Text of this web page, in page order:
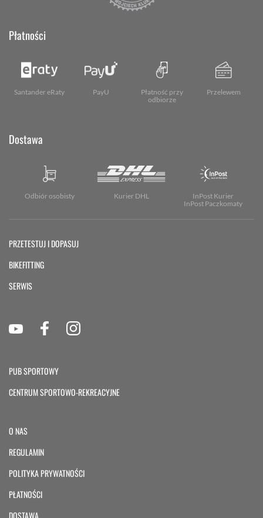
Płatności
Santander eRaty PayU
Płatność przy
odbiorze
Przelewem
Dostawa
Odbiór osobisty Kurier DHL
InPost Kurier
InPost Paczkomaty
PRZETESTUJ I DOPASUJ
BIKEFITTING
SERWIS
PUB SPORTOWY
CENTRUM SPORTOWO-REKREACYJNE
O NAS
REGULAMIN
POLITYKA PRYWATNOŚCI
PŁATNOŚCI
DOSTAWA